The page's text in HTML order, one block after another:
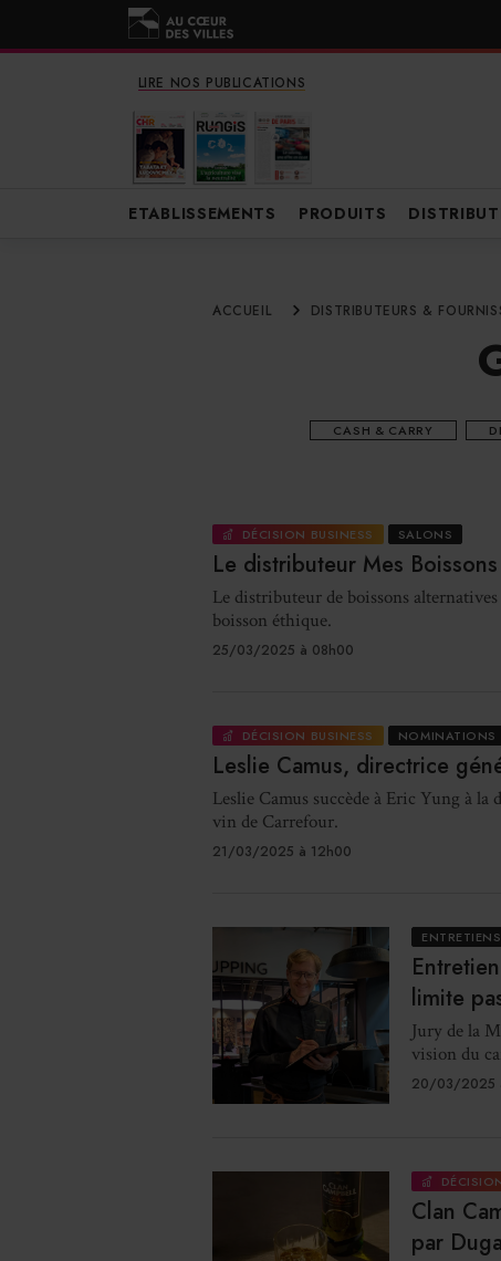
LIRE NOS PUBLICATIONS
ETABLISSEMENTS PRODUITS
ACCUEIL DISTRIBUTEURS &
CASH & CARRY
DÉCISION BUSINESS SALONS
Le distributeur Mes
Le distributeur de boissons
boisson éthique.
25/03/2025 à 08h00
DÉCISION BUSINESS NOMINATIONS
Leslie Camus, directrice
Leslie Camus succède à Eric Yung à
vin de Carrefour.
21/03/2025 à 12h00
ENTRETIENS
limite
Jury de la
vision du
20/03/2025
Clan
par